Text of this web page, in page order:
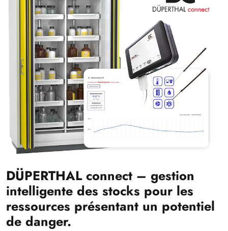
DÜPERTHAL connect – gestion
intelligente des stocks pour les
ressources présentant un potentiel
de danger.